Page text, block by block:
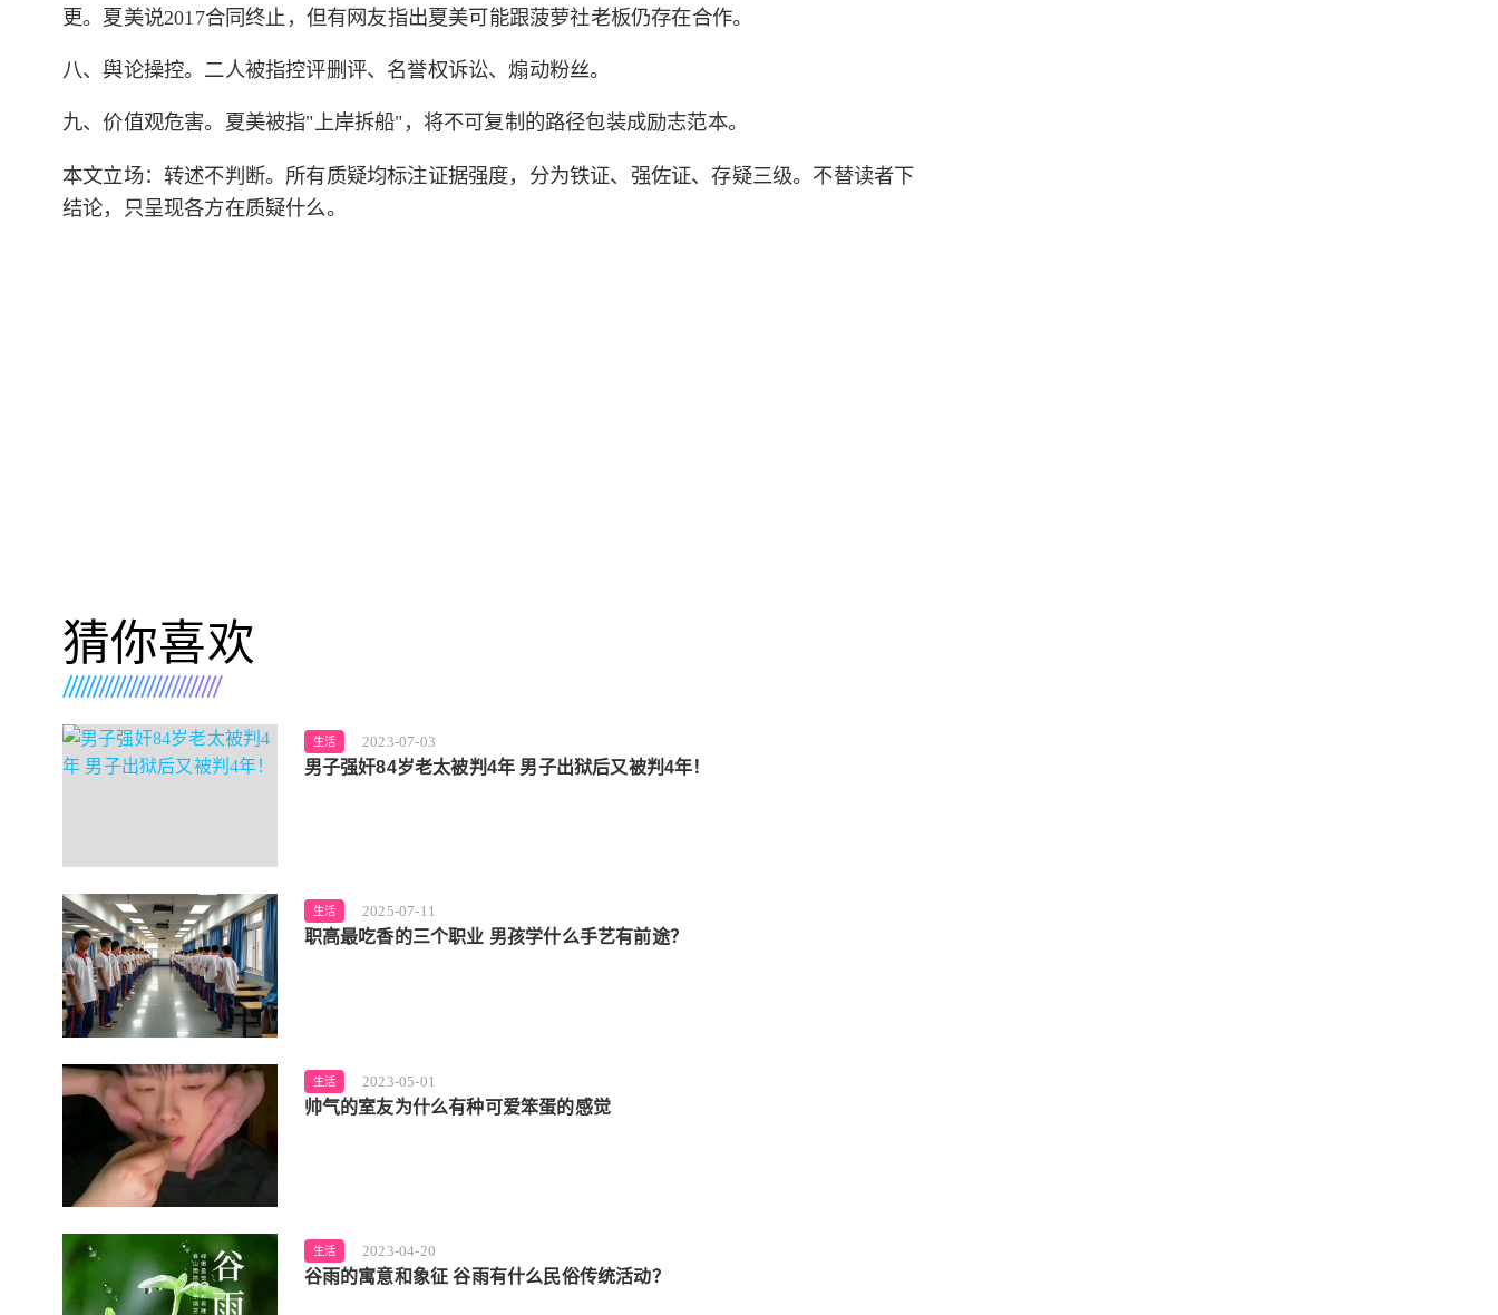
更。夏美说2017合同终止，但有网友指出夏美可能跟菠萝社老板仍存在合作。
八、舆论操控。二人被指控评删评、名誉权诉讼、煽动粉丝。
九、价值观危害。夏美被指"上岸拆船"，将不可复制的路径包装成励志范本。
本文立场：转述不判断。所有质疑均标注证据强度，分为铁证、强佐证、存疑三级。不替读者下
结论，只呈现各方在质疑什么。
猜你喜欢
生活 2023-07-03
男子强奸84岁老太被判4年 男子出狱后又被判4年！
生活 2025-07-11
职高最吃香的三个职业 男孩学什么手艺有前途？
生活 2023-05-01
帅气的室友为什么有种可爱笨蛋的感觉
生活 2023-04-20
谷雨的寓意和象征 谷雨有什么民俗传统活动？